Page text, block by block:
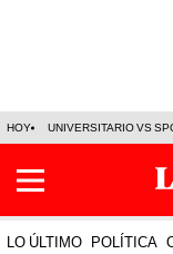
HOY UNIVERSITARIO VS
LO ÚLTIMO POLÍTICA